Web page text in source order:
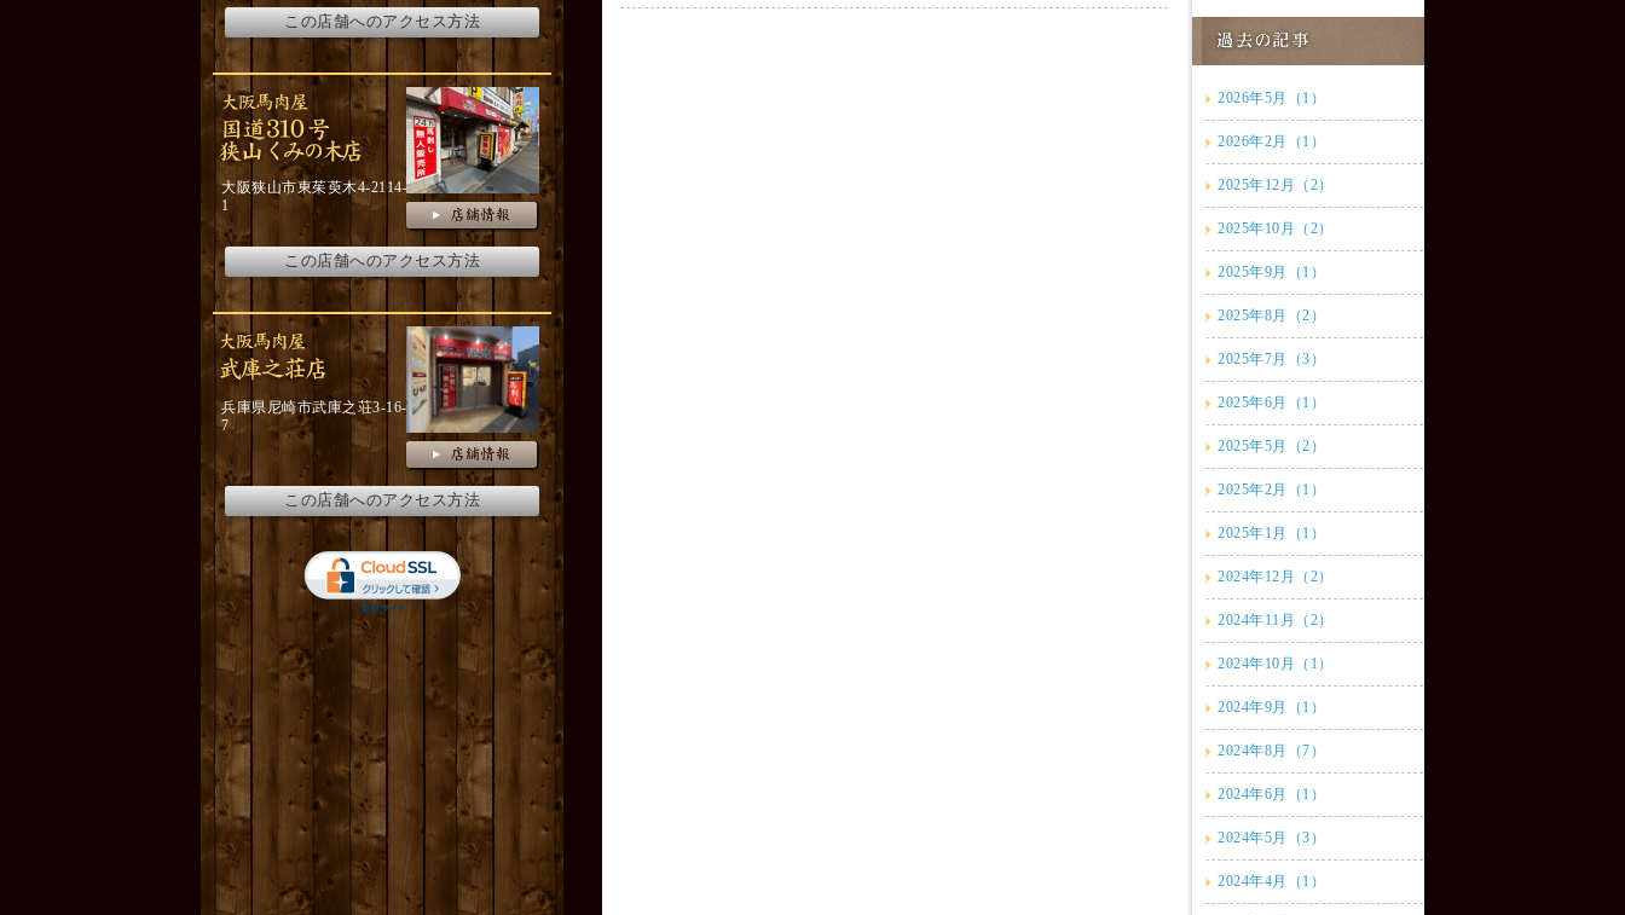
2026年5月（1）
2026年2月（1）
2025年12月（2）
2025年10月（2）
2025年9月（1）
2025年8月（2）
2025年7月（3）
2025年6月（1）
2025年5月（2）
2025年2月（1）
2025年1月（1）
2024年12月（2）
2024年11月（2）
2024年10月（1）
2024年9月（1）
2024年8月（7）
2024年6月（1）
2024年5月（3）
2024年4月（1）
この店舗へのアクセス方法
大阪狭山市東茱萸木4-2114-
1
この店舗へのアクセス方法
兵庫県尼崎市武庫之荘3-16-
7
この店舗へのアクセス方法